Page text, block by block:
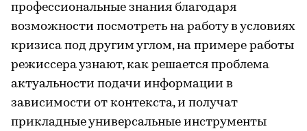
профессиональные знания благодаря
возможности посмотреть на работу в условиях
кризиса под другим углом, на примере работы
режиссера узнают, как решается проблема
актуальности подачи информации в
зависимости от контекста, и получат
прикладные универсальные инструменты